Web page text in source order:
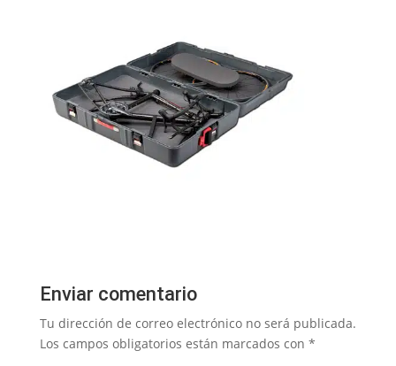
Enviar comentario
Tu dirección de correo electrónico no será publicada.
Los campos obligatorios están marcados con *